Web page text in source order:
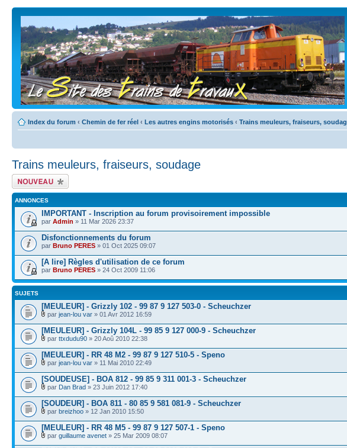
Index du forum ‹ Chemin de fer réel ‹ Les autres engins motorisés ‹ Trains meuleurs, fraiseurs,
Trains meuleurs, fraiseurs, soudage
Écrire un nouveau
sujet
ANNONCES
IMPORTANT - Inscription au forum provisoirement impossible
par Admin » 11 Mar 2026 23:37
Disfonctionnements du forum
par Bruno PERES » 01 Oct 2025 09:07
[A lire] Règles d'utilisation de ce forum
par Bruno PERES » 24 Oct 2009 11:06
SUJETS
[MEULEUR] - Grizzly 102 - 99 87 9 127 503-0 - Scheuchzer
par jean-lou var » 01 Avr 2012 16:59
[MEULEUR] - Grizzly 104L - 99 85 9 127 000-9 - Scheuchzer
par ttxdudu90 » 20 Aoû 2010 22:38
[MEULEUR] - RR 48 M2 - 99 87 9 127 510-5 - Speno
par jean-lou var » 11 Mai 2010 22:49
[SOUDEUSE] - BOA 812 - 99 85 9 311 001-3 - Scheuchzer
par Dan Brad » 23 Juin 2012 17:40
[SOUDEUR] - BOA 811 - 80 85 9 581 081-9 - Scheuchzer
par breizhoo » 12 Jan 2010 15:50
[MEULEUR] - RR 48 M5 - 99 87 9 127 507-1 - Speno
par guillaume avenet » 25 Mar 2009 08:07